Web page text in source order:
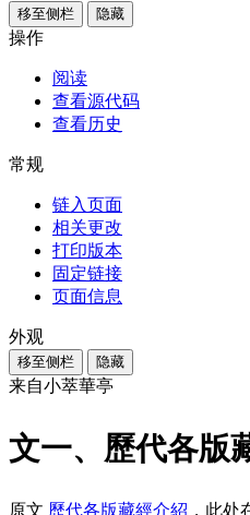
移至侧栏 隐藏
操作
阅读
查看源代码
查看历史
常规
链入页面
相关更改
打印版本
固定链接
页面信息
外观
移至侧栏 隐藏
来自小萃華亭
文一、歷代各版
原文 歷代各版藏經介紹 ，此处